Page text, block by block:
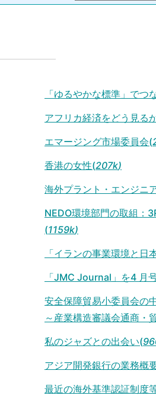
「ゆるやかな標準」で
アフリカ経済をどう見る
エマージング市場委員会(
香港の女性(207k)
海外プラント・エンジニ
NEDO環境部門の取組：
(1159k)
「イランの事業環境と
「JMC Journal」を4 月
安全保障貿易小委員会の
～産業構造審議会通商・
私のジャズとの出会い(
アジア開発銀行の業務概
最近の海外基準認証制度